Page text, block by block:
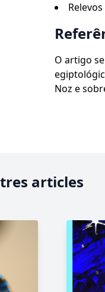
O artigo
Noz e
articles